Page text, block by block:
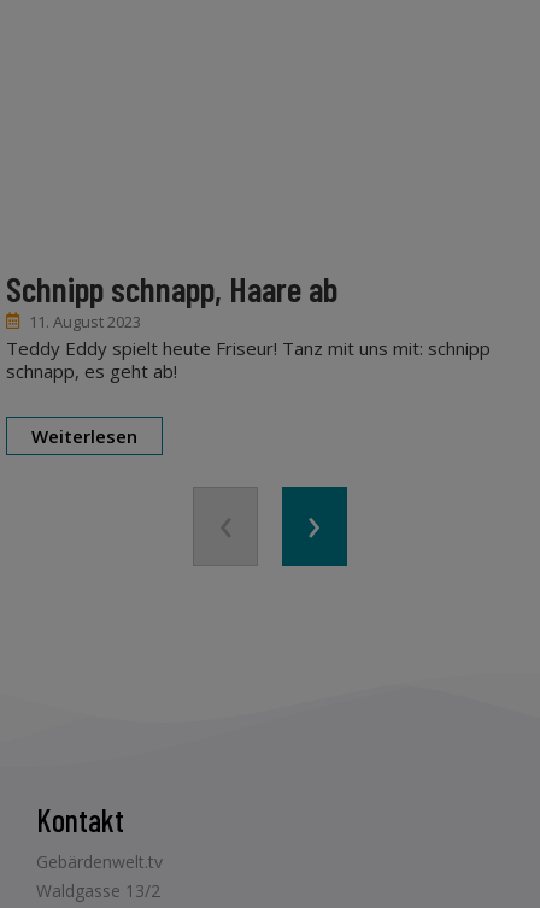
Schnipp schnapp, Haare ab
11. August 2023
Teddy Eddy spielt heute Friseur! Tanz mit uns mit: schnipp
schnapp, es geht ab!
Weiterlesen
‹ ›
Kontakt
Gebärdenwelt.tv
Waldgasse 13/2